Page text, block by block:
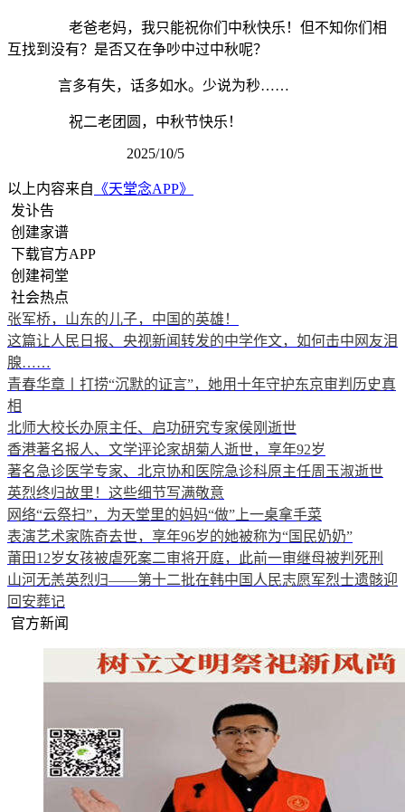
老爸老妈，我只能祝你们中秋快乐！但不知你们相
互找到没有？是否又在争吵中过中秋呢？
言多有失，话多如水。少说为秒……
祝二老团圆，中秋节快乐！
2025/10/5
以上内容来自 《天堂念APP》
发讣告
创建家谱
下载官方APP
创建祠堂
社会热点
张军桥，山东的儿子，中国的英雄！
这篇让人民日报、央视新闻转发的中学作文，如何击中网友泪
腺……
青春华章丨打捞“沉默的证言”，她用十年守护东京审判历史真
相
北师大校长办原主任、启功研究专家侯刚逝世
香港著名报人、文学评论家胡菊人逝世，享年92岁
著名急诊医学专家、北京协和医院急诊科原主任周玉淑逝世
英烈终归故里！这些细节写满敬意
网络“云祭扫”，为天堂里的妈妈“做”上一桌拿手菜
表演艺术家陈奇去世，享年96岁的她被称为“国民奶奶”
莆田12岁女孩被虐死案二审将开庭，此前一审继母被判死刑
山河无恙英烈归——第十二批在韩中国人民志愿军烈士遗骸迎
回安葬记
官方新闻